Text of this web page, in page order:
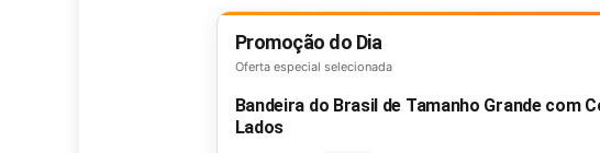
Promoção do Dia
Oferta especial selecionada
Bandeira do Brasil de Tamanho Grande com
Lados